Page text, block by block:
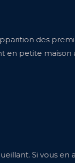
des
en petite maison
Si vous en